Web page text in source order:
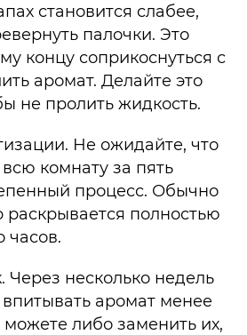
становится слабее,
палочки. Это
концу соприкоснуться с
аромат. Делайте это
не пролить жидкость.
Не ожидайте, что
комнату за пять
процесс. Обычно
полностью
часов.
Через несколько недель
аромат менее
либо заменить их,